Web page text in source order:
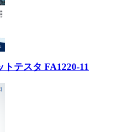
トテスタ FA1220-11